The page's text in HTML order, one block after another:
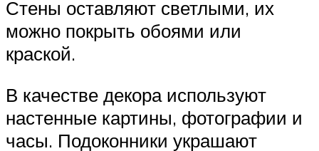
Стены оставляют светлыми, их
можно покрыть обоями или
краской.
В качестве декора используют
настенные картины, фотографии и
часы. Подоконники украшают